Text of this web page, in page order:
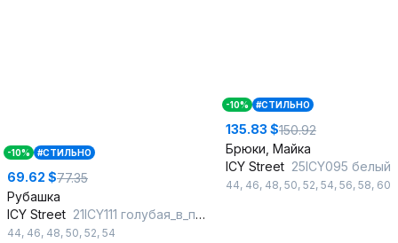
-10% #СТИЛЬНО
69.62 $77.35
Рубашка
ICY Street 21ICY111 голубая_в_полоску
44, 46, 48, 50, 52, 54
-10% #СТИЛЬНО
135.83 $150.92
Брюки, Майка
ICY Street 25ICY095 белый
44, 46, 48, 50, 52, 54, 56, 58, 60